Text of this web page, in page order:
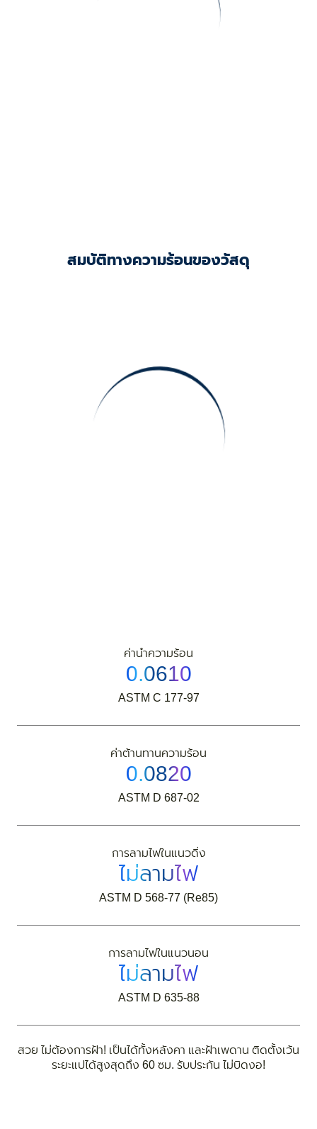
ค่านำความร้อน
0.0610
ASTM C 177-97
ค่าต้านทานความร้อน
0.0820
ASTM D 687-02
การลามไฟในแนวดิ่ง
ไม่ลามไฟ
ASTM D 568-77 (Re85)
การลามไฟในแนวนอน
ไม่ลามไฟ
ASTM D 635-88
สวย ไม่ต้องการฝ้า! เป็นได้ทั้งหลังคา และฝ้าเพดาน ติดตั้งเว้น
ระยะแปได้สูงสุดถึง 60 ซม. รับประกัน ไม่บิดงอ!
สมบัติทางความร้อนของวัสดุ